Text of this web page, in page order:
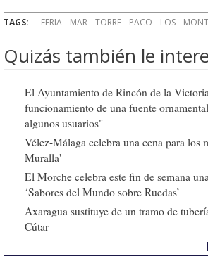
TAGS: FERIA MAR TORRE PACO LOS
Quizás también le
El Ayuntamiento de Rincón de la
funcionamiento de una fuente
algunos usuarios"
Vélez-Málaga celebra una cena para los
Muralla'
El Morche celebra este fin de semana
‘Sabores del Mundo sobre Ruedas’
Axaragua sustituye de un tramo de
Cútar